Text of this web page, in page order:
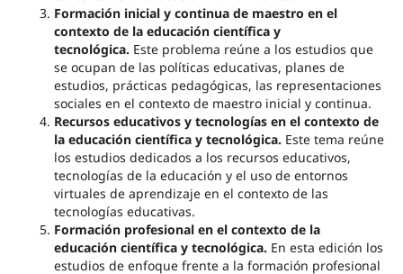
Formación inicial y continua de maestro en el
contexto de la educación científica y
tecnológica. Este problema reúne a los estudios que
se ocupan de las políticas educativas, planes de
estudios, prácticas pedagógicas, las representaciones
sociales en el contexto de maestro inicial y continua.
Recursos educativos y tecnologías en el contexto de
la educación científica y tecnológica. Este tema reúne
los estudios dedicados a los recursos educativos,
tecnologías de la educación y el uso de entornos
virtuales de aprendizaje en el contexto de las
tecnologías educativas.
Formación profesional en el contexto de la
educación científica y tecnológica. En esta edición los
estudios de enfoque frente a la formación profesional